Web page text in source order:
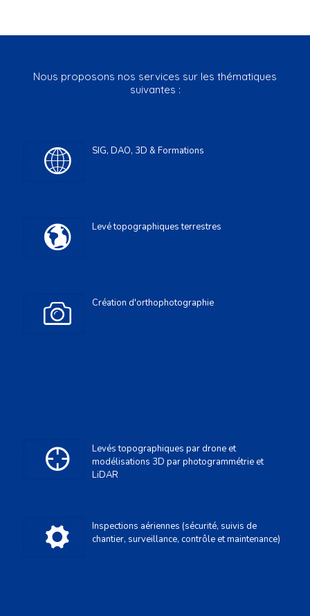
Nous proposons nos services sur les thématiques
suivantes :
SIG, DAO, 3D & Formations
Levé topographiques terrestres
Création d'orthophotographie
Levés topographiques par drone et
modélisations 3D par photogrammétrie et
LiDAR
Inspections aériennes (sécurité, suivis de
chantier, surveillance, contrôle et maintenance)